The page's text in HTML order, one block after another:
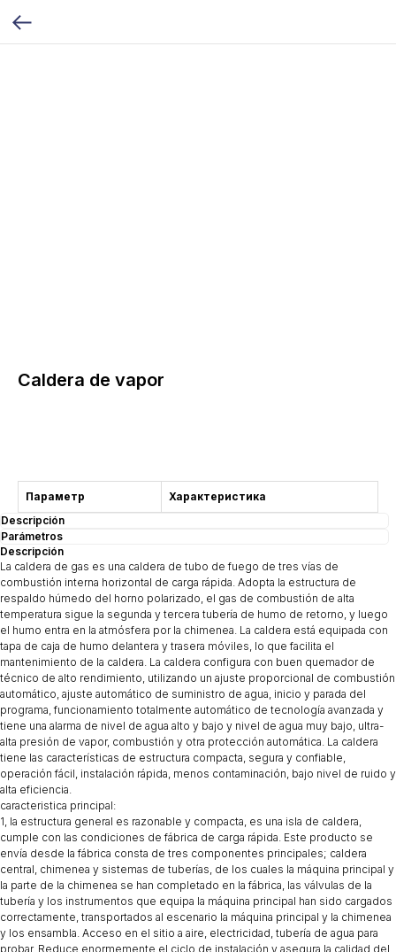
Caldera de vapor
Параметр
Характеристика
Descripción
Parámetros
Descripción
La caldera de gas es una caldera de tubo de fuego de tres vías de
combustión interna horizontal de carga rápida. Adopta la estructura de
respaldo húmedo del horno polarizado, el gas de combustión de alta
temperatura sigue la segunda y tercera tubería de humo de retorno, y luego
el humo entra en la atmósfera por la chimenea. La caldera está equipada con
tapa de caja de humo delantera y trasera móviles, lo que facilita el
mantenimiento de la caldera. La caldera configura con buen quemador de
técnico de alto rendimiento, utilizando un ajuste proporcional de combustión
automático, ajuste automático de suministro de agua, inicio y parada del
programa, funcionamiento totalmente automático de tecnología avanzada y
tiene una alarma de nivel de agua alto y bajo y nivel de agua muy bajo, ultra-
alta presión de vapor, combustión y otra protección automática. La caldera
tiene las características de estructura compacta, segura y confiable,
operación fácil, instalación rápida, menos contaminación, bajo nivel de ruido y
alta eficiencia.
caracteristica principal:
1, la estructura general es razonable y compacta, es una isla de caldera,
cumple con las condiciones de fábrica de carga rápida. Este producto se
envía desde la fábrica consta de tres componentes principales; caldera
central, chimenea y sistemas de tuberías, de los cuales la máquina principal y
la parte de la chimenea se han completado en la fábrica, las válvulas de la
tubería y los instrumentos que equipa la máquina principal han sido cargados
correctamente, transportados al escenario la máquina principal y la chimenea
y los ensambla. Acceso en el sitio a aire, electricidad, tubería de agua para
probar. Reduce enormemente el ciclo de instalación y asegura la calidad del